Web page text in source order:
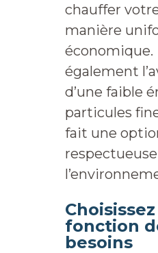
chauffer
manière
économique.
également
d’une faible
particules
fait une
fonction
besoins